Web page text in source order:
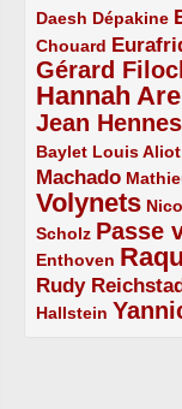
Daesh
2/5 Dépakine
2/5
3/5
1/5
Chouard
2/5
3/5
4/5
2/5
Gérard
4/5
5/5
Hannah
5/5
2/5
4/5
Jean
4/5
3/5
Baylet
2/5 Louis Aliot
2/5
5/5
Machado
3/5
2/5
1/5
Volynets
5/5
2/5
1/5
Scholz
2/5 Passe
4/5
2/5
Enthoven
2/5
5/5
4/5
Rudy
3/5
4/5
2/5
Hallstein
2/5
4/5
1/5